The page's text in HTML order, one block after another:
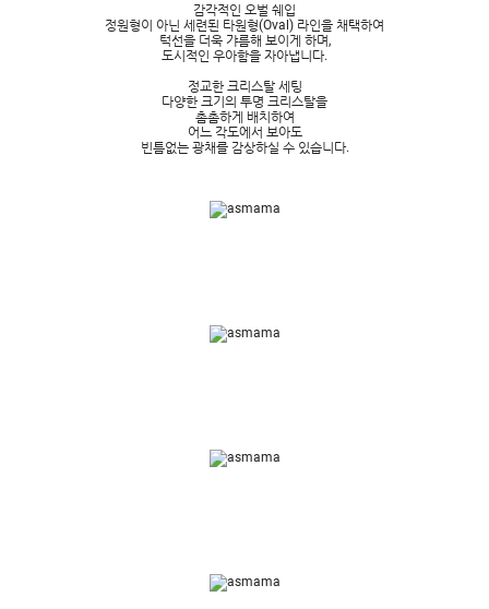
감각적인 오벌 쉐입
정원형이 아닌 세련된 타원형(Oval) 라인을 채택하여
턱선을 더욱 갸름해 보이게 하며,
도시적인 우아함을 자아냅니다.
정교한 크리스탈 세팅
다양한 크기의 투명 크리스탈을
촘촘하게 배치하여
어느 각도에서 보아도
빈틈없는 광채를 감상하실 수 있습니다.